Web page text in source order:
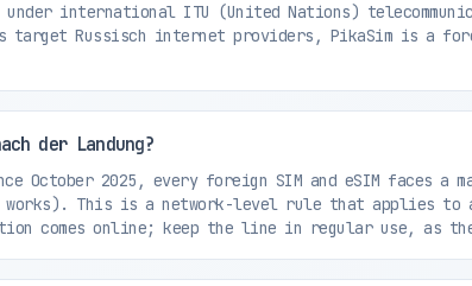
under international ITU (United Nations)
target Russisch internet providers, PikaSim is a
der Landung?
October 2025, every foreign SIM and eSIM faces a
This is a network-level rule that applies to
comes online; keep the line in regular use,